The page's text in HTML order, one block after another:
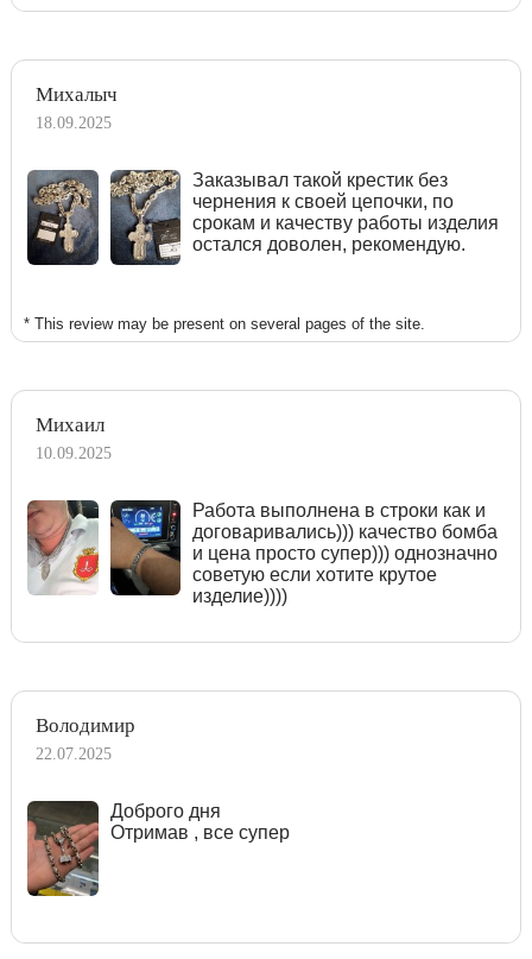
Михалыч
18.09.2025
Заказывал такой крестик без
чернения к своей цепочки, по
срокам и качеству работы изделия
остался доволен, рекомендую.
* This review may be present on several pages of the site.
Михаил
10.09.2025
Работа выполнена в строки как и
договаривались))) качество бомба
и цена просто супер))) однозначно
советую если хотите крутое
изделие))))
Володимир
22.07.2025
Доброго дня
Отримав , все супер